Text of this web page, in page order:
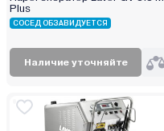
Plus
СОСЕД ОБЗАВИДУЕТСЯ
Наличие уточняйте